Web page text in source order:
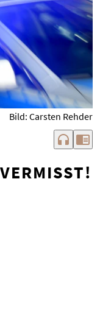
Bild: Carsten Rehder
headphones chrome_reader_mode